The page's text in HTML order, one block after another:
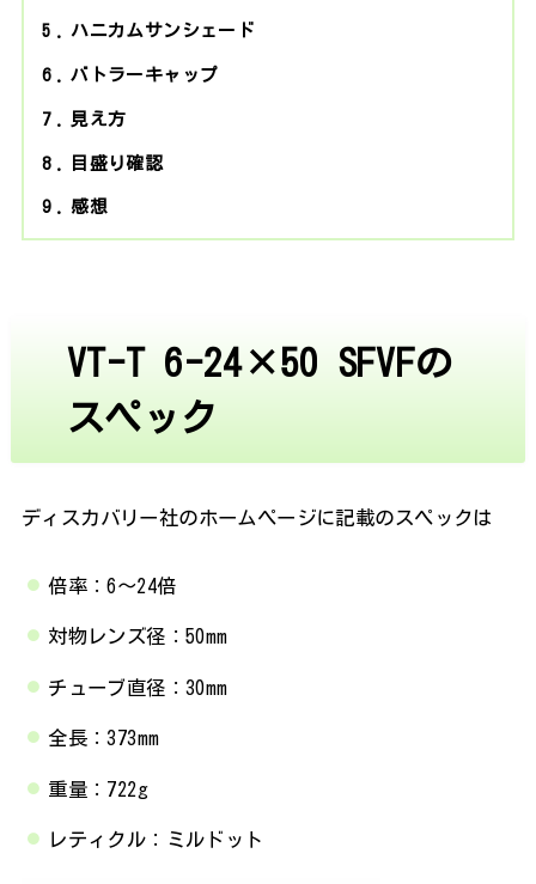
5 ハニカムサンシェード
6 バトラーキャップ
7 見え方
8 目盛り確認
9 感想
VT-T 6-24×50 SFVFの
スペック
ディスカバリー社のホームページに記載のスペックは
倍率：6～24倍
対物レンズ径：50mm
チューブ直径：30mm
全長：373mm
重量：722g
レティクル：ミルドット